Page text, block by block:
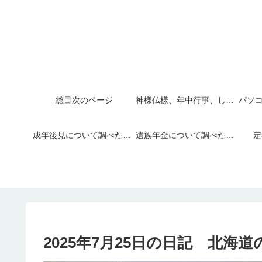
総目次のページ 神様仏様、年中行事、しきたり
成年後見について調べたこと 遺族年金について調べたこと
2025年7月25日の日記 北海道